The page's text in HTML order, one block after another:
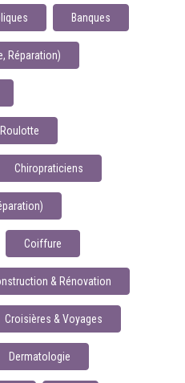
Banques
Réparation)
Chiropraticiens
Coiffure
& Rénovation
Croisières & Voyages
Dermatologie